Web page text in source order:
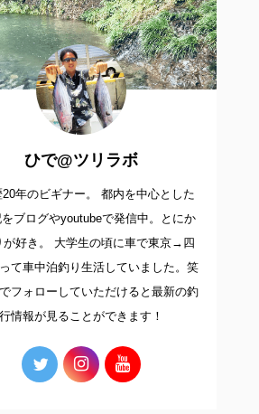
ひで@ツリラボ
年のビギナー。 都内を中心とした
ブログやyoutubeで発信中。とにか
が好き。 大学生の頃に車で東京→四
て車中泊釣り生活していました。笑
フォローしていただけると最新の釣
行情報が見ることができます！